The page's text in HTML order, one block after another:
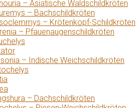
– Asiatische Waldschildkröten
– Bachschildkröten
– Krötenkopf-Schildkröten
– Pfauenaugenschildkröten
– Indische Weichschildkröten
– Dachschildkröten